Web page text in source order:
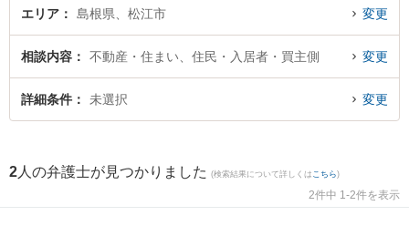
かがわ法律事務所の中川 修一弁護士のプロフィール情報や弁護士費用、強みな
買主側の不動産問題のトラブル解決の実績豊富な近くの弁護士を検索したい』
『初回相談無料で住民・入居者・買主側の不動産問題を法律相談できる松江市
内の弁護士に相談予約したい』などでお困りの相談者さんにおすすめです。
エリア 島根県、松江市 変更
相談内容 不動産・住まい、住民・入居者・買主側 変更
詳細条件 未選択 変更
2 人の弁護士が見つかりました (検索結果について詳しくは こちら)
2件中 1-2件を表示